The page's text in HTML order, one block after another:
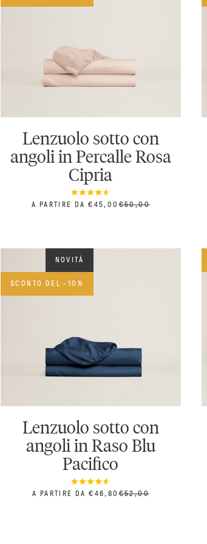
Lenzuolo sotto con
angoli in Percalle Rosa
Cipria
PREZZO SCONTATO
A PARTIRE DA €45,00PREZZO
€50,00
NOVITÀ
SCONTO DEL -10%
Lenzuolo sotto con
angoli in Raso Blu
Pacifico
PREZZO SCONTATO
A PARTIRE DA €46,80PREZZO
€52,00